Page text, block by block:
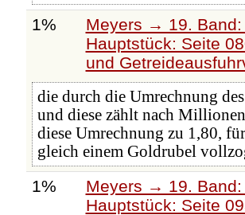
1%
Meyers → 19.
Hauptstück: Seite
und
die durch die Umrechnung
und diese zählt nach
diese Umrechnung zu 1,80,
gleich einem Goldrubel
1%
Meyers → 19.
Hauptstück: Seite